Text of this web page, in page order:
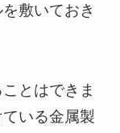
敷いておき
とはできま
いる金属製